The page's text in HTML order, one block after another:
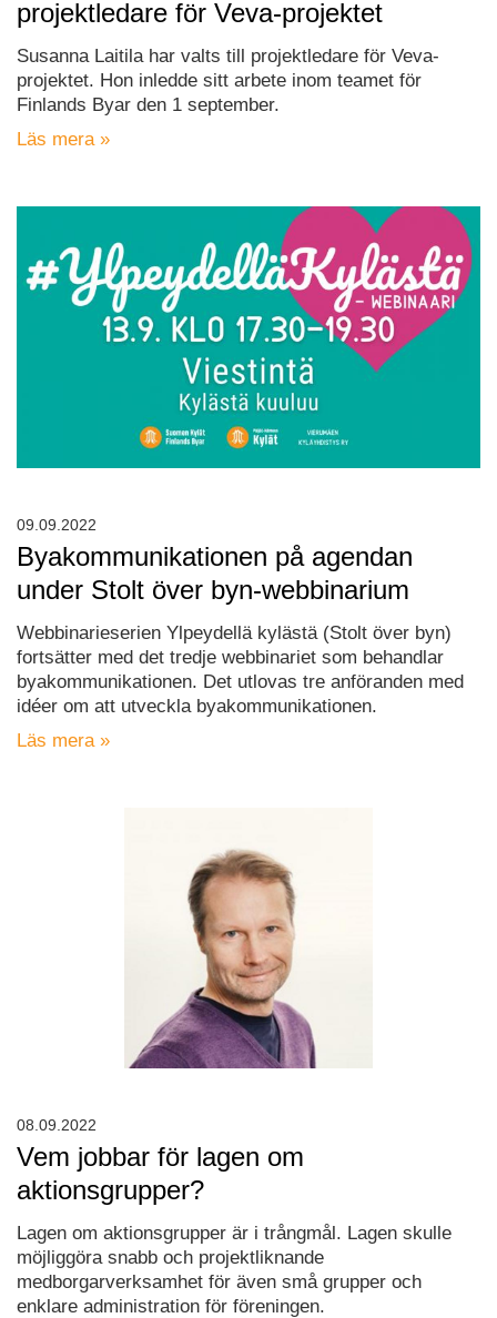
projektledare för Veva-projektet
Susanna Laitila har valts till projektledare för Veva-
projektet. Hon inledde sitt arbete inom teamet för
Finlands Byar den 1 september.
Läs mera »
Byakommunikationen på agendan
under Stolt över byn-webbinarium
Webbinarieserien Ylpeydellä kylästä (Stolt över byn)
fortsätter med det tredje webbinariet som behandlar
byakommunikationen. Det utlovas tre anföranden med
idéer om att utveckla byakommunikationen.
Läs mera »
09.09.2022
Vem jobbar för lagen om
aktionsgrupper?
Lagen om aktionsgrupper är i trångmål. Lagen skulle
möjliggöra snabb och projektliknande
medborgarverksamhet för även små grupper och
enklare administration för föreningen.
08.09.2022